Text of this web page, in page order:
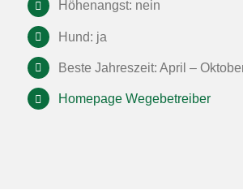
Höhenangst: nein
Hund: ja
Beste Jahreszeit: April –
Homepage Wegebetreiber